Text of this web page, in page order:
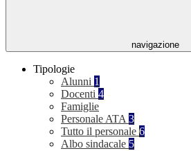
navigazione
Tipologie
Alunni 1
Docenti 4
Famiglie
Personale ATA 3
Tutto il personale 6
Albo sindacale 5